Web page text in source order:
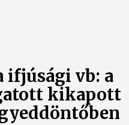
ifjúsági vb: a
kikapott